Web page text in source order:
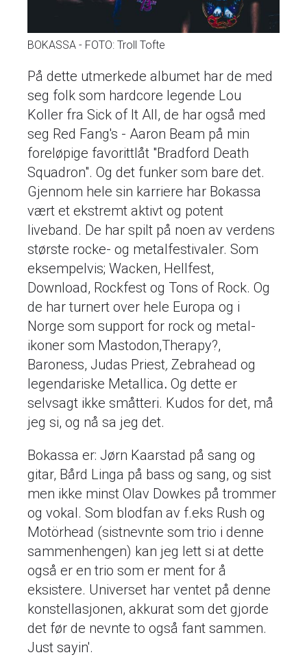
BOKASSA - FOTO: Troll Tofte
På dette utmerkede albumet har de med
seg folk som hardcore legende Lou
Koller fra Sick of It All, de har også med
seg Red Fang's - Aaron Beam på min
foreløpige favorittlåt "Bradford Death
Squadron". Og det funker som bare det.
Gjennom hele sin karriere har Bokassa
vært et ekstremt aktivt og potent
liveband. De har spilt på noen av verdens
største rocke- og metalfestivaler. Som
eksempelvis; Wacken, Hellfest,
Download, Rockfest og Tons of Rock. Og
de har turnert over hele Europa og i
Norge som support for rock og metal-
ikoner som Mastodon,Therapy?,
Baroness, Judas Priest, Zebrahead og
legendariske Metallica. Og dette er
selvsagt ikke småtteri. Kudos for det, må
jeg si, og nå sa jeg det.
Bokassa er: Jørn Kaarstad på sang og
gitar, Bård Linga på bass og sang, og sist
men ikke minst Olav Dowkes på trommer
og vokal. Som blodfan av f.eks Rush og
Motörhead (sistnevnte som trio i denne
sammenhengen) kan jeg lett si at dette
også er en trio som er ment for å
eksistere. Universet har ventet på denne
konstellasjonen, akkurat som det gjorde
det før de nevnte to også fant sammen.
Just sayin'.